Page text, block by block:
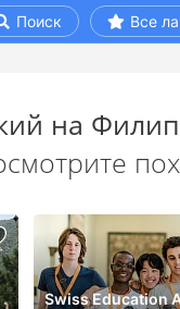
Поиск Все
на
Swiss Education